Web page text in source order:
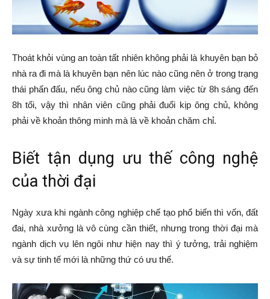
Thoát khỏi vùng an toàn tất nhiên không phải là khuyên bạn bỏ
nhà ra đi mà là khuyên bạn nên lúc nào cũng nên ở trong trạng
thái phấn đấu, nếu ông chủ nào cũng làm việc từ 8h sáng đến
8h tối, vậy thì nhân viên cũng phải đuổi kịp ông chủ, không
phải về khoản thông minh mà là về khoản chăm chỉ.
Biết tận dụng ưu thế công nghệ
của thời đại
Ngày xưa khi ngành công nghiệp chế tạo phổ biến thì vốn, đất
đai, nhà xưởng là vô cùng cần thiết, nhưng trong thời đại mà
ngành dịch vụ lên ngôi như hiện nay thì ý tưởng, trải nghiệm
và sự tinh tế mới là những thứ có ưu thế.